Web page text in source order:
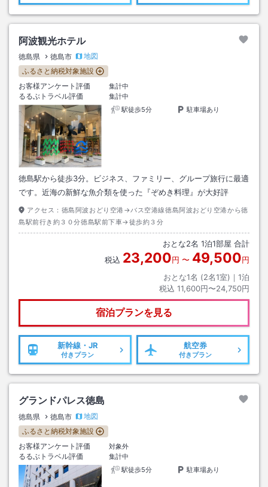
阿波観光ホテル
徳島県 徳島市
地図
ふるさと納税対象施設
お客様アンケート評価
集計中
るるぶトラベル評価
集計中
駅徒歩5分
駐車場あり
徳島駅から徒歩3分。ビジネス、ファミリー、グループ旅行に最適
です。近海の新鮮な魚介類を使った『ぞめき料理』が大好評
アクセス： 徳島阿波おどり空港→バス空港線徳島阿波おどり空港から徳
島駅前行き約３０分徳島駅前下車→徒歩約３分
おとな2名 1泊1部屋 合計
税込 23,200円 〜 49,500円
おとな1名 (2名1室)｜ 1泊
税込 11,600円〜24,750円
宿泊プランを見る
新幹線・JR
付きプラン
航空券
付きプラン
グランドパレス徳島
徳島県 徳島市
地図
ふるさと納税対象施設
お客様アンケート評価
対象外
るるぶトラベル評価
集計中
駅徒歩5分
駐車場あり